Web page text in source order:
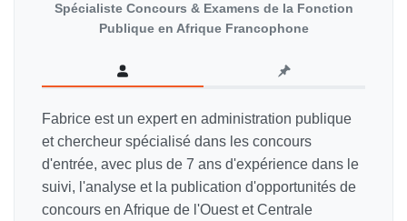
Spécialiste Concours & Examens de la Fonction
Publique en Afrique Francophone
Fabrice est un expert en administration publique
et chercheur spécialisé dans les concours
d'entrée, avec plus de 7 ans d'expérience dans le
suivi, l'analyse et la publication d'opportunités de
concours en Afrique de l'Ouest et Centrale